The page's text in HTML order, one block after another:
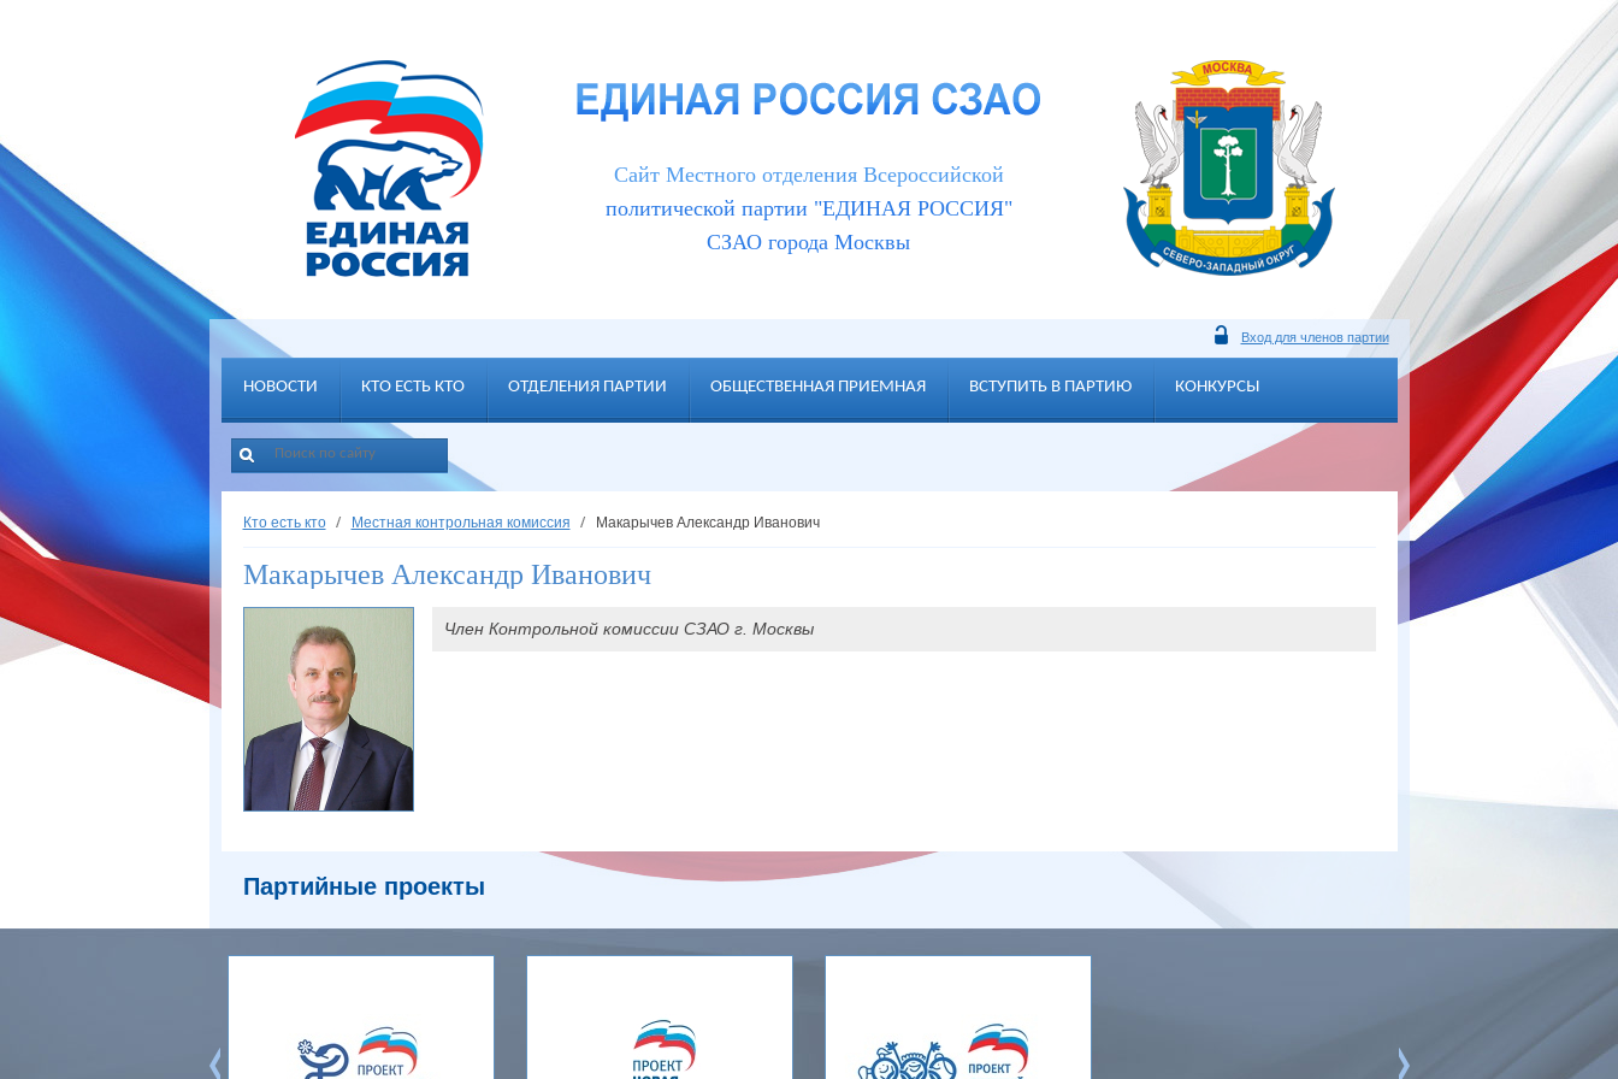
Cайт Местного отделения Всероссийской
политической партии "ЕДИНАЯ РОССИЯ"
СЗАО города Москвы
Вход для членов партии
НОВОСТИ КТО ЕСТЬ КТО ОТДЕЛЕНИЯ ПАРТИИ ОБЩЕСТВЕННАЯ ПРИЕМНАЯ ВСТУПИТЬ В ПАРТИЮ КОНКУРСЫ
Кто есть кто Местная контрольная комиссия Макарычев Александр Иванович
Макарычев Александр Иванович
Член Контрольной комиссии СЗАО г. Москвы
Партийные проекты